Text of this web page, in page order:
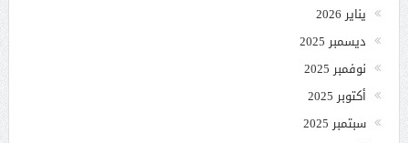
يناير 2026
ديسمبر 2025
نوفمبر 2025
أكتوبر 2025
سبتمبر 2025